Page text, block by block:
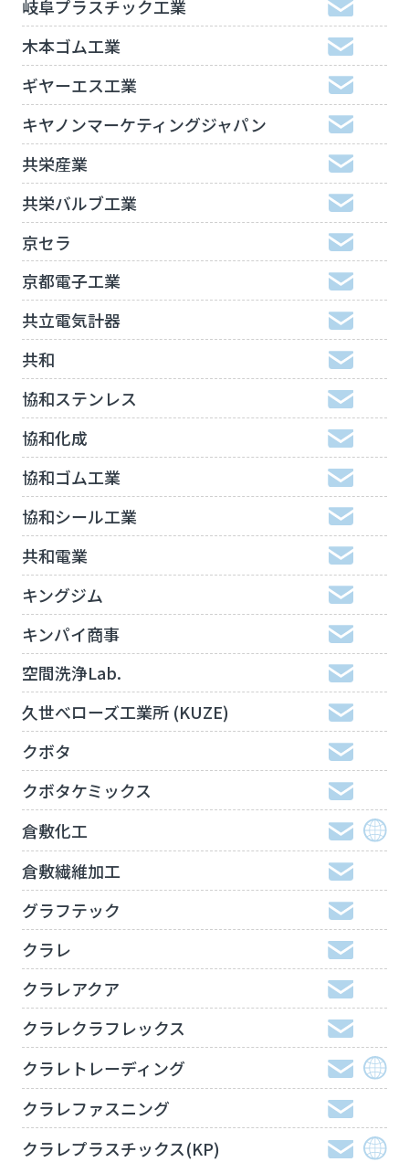
岐阜プラスチック工業
木本ゴム工業
ギヤーエス工業
キヤノンマーケティングジャパン
共栄産業
共栄バルブ工業
京セラ
京都電子工業
共立電気計器
共和
協和ステンレス
協和化成
協和ゴム工業
協和シール工業
共和電業
キングジム
キンパイ商事
空間洗浄Lab.
久世べローズ工業所 (KUZE)
クボタ
クボタケミックス
倉敷化工
倉敷繊維加工
グラフテック
クラレ
クラレアクア
クラレクラフレックス
クラレトレーディング
クラレファスニング
クラレプラスチックス(KP)